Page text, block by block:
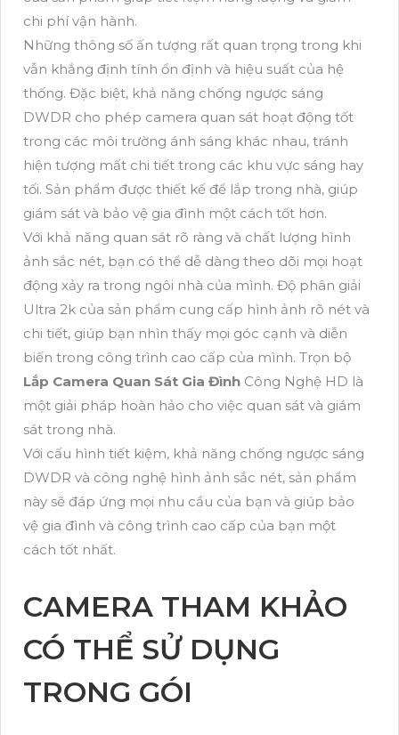
chi phí vận hành.
Những thông số ấn tượng rất quan trọng trong khi
vẫn khẳng định tính ổn định và hiệu suất của hệ
thống. Đặc biệt, khả năng chống ngược sáng
DWDR cho phép camera quan sát hoạt động tốt
trong các môi trường ánh sáng khác nhau, tránh
hiện tượng mất chi tiết trong các khu vực sáng hay
tối. Sản phẩm được thiết kế để lắp trong nhà, giúp
giám sát và bảo vệ gia đình một cách tốt hơn.
Với khả năng quan sát rõ ràng và chất lượng hình
ảnh sắc nét, bạn có thể dễ dàng theo dõi mọi hoạt
động xảy ra trong ngôi nhà của mình. Độ phân giải
Ultra 2k của sản phẩm cung cấp hình ảnh rõ nét và
chi tiết, giúp bạn nhìn thấy mọi góc cạnh và diễn
biến trong công trình cao cấp của mình. Trọn bộ
Lắp Camera Quan Sát Gia Đình Công Nghệ HD là
một giải pháp hoàn hảo cho việc quan sát và giám
sát trong nhà.
Với cấu hình tiết kiệm, khả năng chống ngược sáng
DWDR và công nghệ hình ảnh sắc nét, sản phẩm
này sẽ đáp ứng mọi nhu cầu của bạn và giúp bảo
vệ gia đình và công trình cao cấp của bạn một
cách tốt nhất.
CAMERA THAM KHẢO
CÓ THỂ SỬ DỤNG
TRONG GÓI